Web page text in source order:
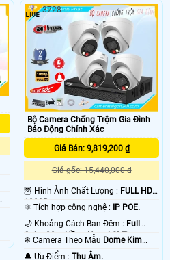
Bộ Camera Chống Trộm Gia Đình
Báo Động Chính Xác
Giá Bán: 9,819,200 ₫
Giá gốc: 15,440,000 ₫
🦉 Hình Ành Chất Lượng : FULL HD
1080P .
⚛️ Tích hợp công nghệ :
IP POE.
🌙 Khoảng Cách Ban Đêm : Full
Color 20m Hồng Ngoại SMD.
❄ Camera Theo Mẫu Dome Kim
loại.
️🔔 Ưu Điểm :Thu Âm.
3728